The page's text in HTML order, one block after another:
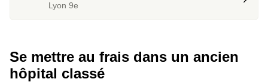
Lyon 9e
Se mettre au frais dans un ancien
hôpital classé